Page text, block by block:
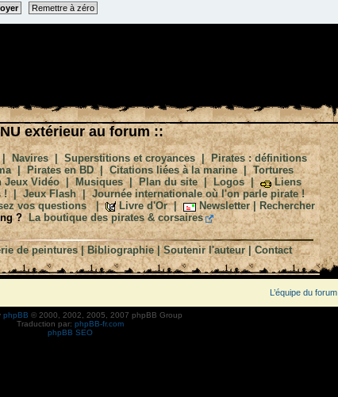
extérieur au forum ::
Navires|Superstitions et croyances|Pirates : définitions
|Pirates en BD|Citations liées à la marine|Tortures
Jeux Vidéo|Musiques|Plan du site|Logos|
Liens
!|Jeux Flash|Journée internationale où l'on parle pirate !
vos questions| Livre d'Or| Newsletter| Rechercher
?
La boutique des pirates & corsaires
de peintures|Bibliographie|Soutenir l'auteur|Contact
L’équipe du forum
phpBB © 2000, 2002, 2005, 2007 phpBB Group
Traduction par: phpBB-fr.com
phpBB SEO